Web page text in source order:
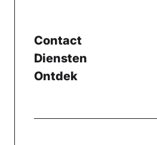
Contact
Diensten
Ontdek